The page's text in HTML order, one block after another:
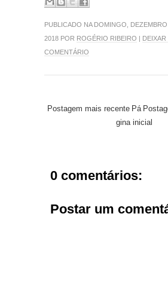
PUBLICADO NA DOMINGO, DEZEMBRO
2018 POR ROGÉRIO RIBEIRO | DEIXAR
COMENTÁRIO
Postagem mais recente Pá
gina inicial
0 comentários:
Postar um